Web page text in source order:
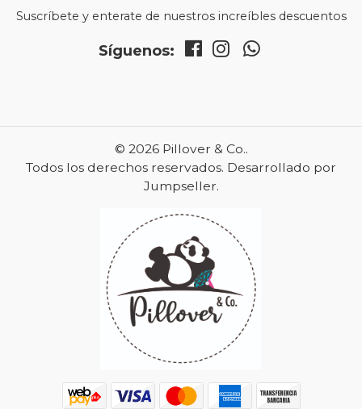
Suscríbete y enterate de nuestros increíbles descuentos
Síguenos:
© 2026 Pillover & Co..
Todos los derechos reservados. Desarrollado por
Jumpseller.